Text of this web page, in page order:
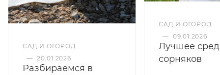
САД И ОГОРОД
— 20.01.2026
Разбираемся в
САД И ОГОРОД
— 09.01.2026
Лучшее
сорняков